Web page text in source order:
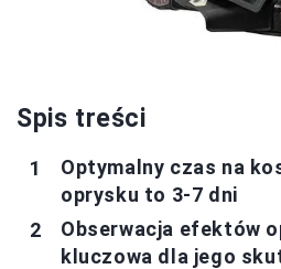
Spis treści
Optymalny czas na
oprysku to 3-7 dni
Obserwacja efektów
kluczowa dla jego